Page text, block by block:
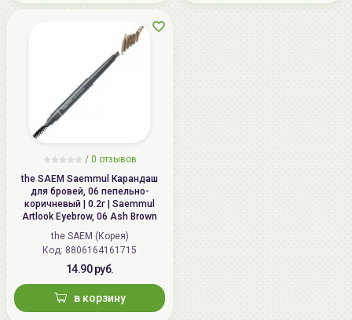
/ 0 отзывов
the SAEM Saemmul Карандаш
для бровей, 06 пепельнo-
коричневый | 0.2г | Saemmul
Artlook Eyebrow, 06 Ash Brown
the SAEM (Корея)
Код: 8806164161715
14.90 руб.
в корзину